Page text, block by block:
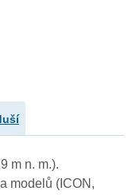
m n. m.).
modelů (ICON,